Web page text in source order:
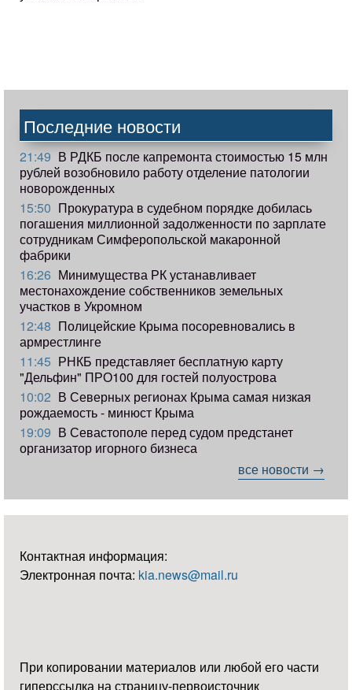
Последние новости
21:49 В РДКБ после капремонта стоимостью 15 млн
рублей возобновило работу отделение патологии
новорожденных
15:50 Прокуратура в судебном порядке добилась
погашения миллионной задолженности по зарплате
сотрудникам Симферопольской макаронной
фабрики
16:26 Минимущества РК устанавливает
местонахождение собственников земельных
участков в Укромном
12:48 Полицейские Крыма посоревновались в
армрестлинге
11:45 РНКБ представляет бесплатную карту
"Дельфин" ПРО100 для гостей полуострова
10:02 В Северных регионах Крыма самая низкая
рождаемость - минюст Крыма
19:09 В Севастополе перед судом предстанет
организатор игорного бизнеса
все новости →
Контактная информация:
Электронная почта: kia.news@mail.ru
При копировании материалов или любой его части
гиперссылка на страницу-первоисточник